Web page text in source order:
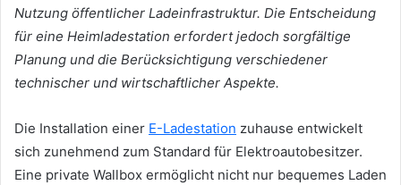
Nutzung öffentlicher Ladeinfrastruktur. Die Entscheidung
für eine Heimladestation erfordert jedoch sorgfältige
Planung und die Berücksichtigung verschiedener
technischer und wirtschaftlicher Aspekte.
Die Installation einer E-Ladestation zuhause entwickelt
sich zunehmend zum Standard für Elektroautobesitzer.
Eine private Wallbox ermöglicht nicht nur bequemes Laden